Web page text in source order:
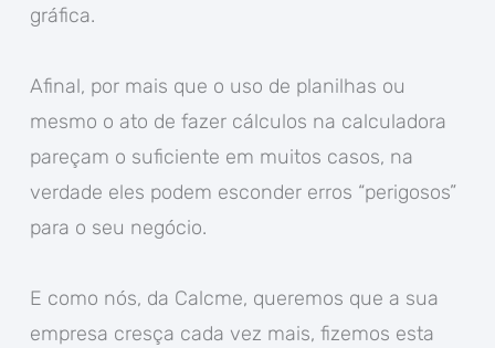
gráfica.
Afinal, por mais que o uso de planilhas ou
mesmo o ato de fazer cálculos na calculadora
pareçam o suficiente em muitos casos, na
verdade eles podem esconder erros “perigosos”
para o seu negócio.
E como nós, da Calcme, queremos que a sua
empresa cresça cada vez mais, fizemos esta